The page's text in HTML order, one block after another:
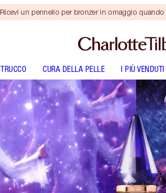
Ricevi un pennello per bronzer in omaggio
TRUCCO CURA DELLA PELLE I PIÙ VENDUTI